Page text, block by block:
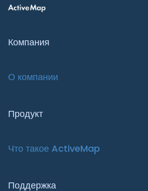
Компания
О компании
Продукт
Что такое ActiveMap
Поддержка